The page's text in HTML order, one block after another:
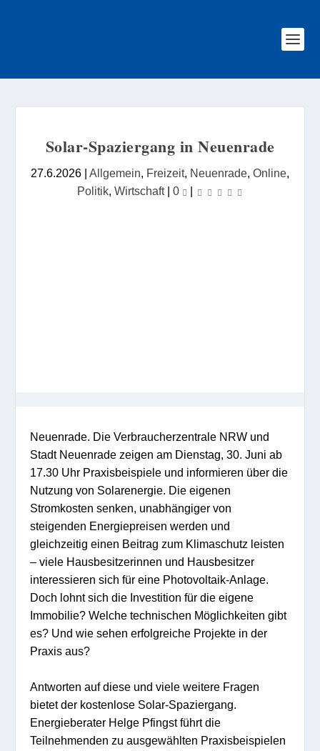
Solar-Spaziergang in Neuenrade
27.6.2026 | Allgemein, Freizeit, Neuenrade, Online,
Politik, Wirtschaft| 0 |
Neuenrade. Die Verbraucherzentrale NRW und
Stadt Neuenrade zeigen am Dienstag, 30. Juni ab
17.30 Uhr Praxisbeispiele und informieren über die
Nutzung von Solarenergie. Die eigenen
Stromkosten senken, unabhängiger von
steigenden Energiepreisen werden und
gleichzeitig einen Beitrag zum Klimaschutz leisten
– viele Hausbesitzerinnen und Hausbesitzer
interessieren sich für eine Photovoltaik-Anlage.
Doch lohnt sich die Investition für die eigene
Immobilie? Welche technischen Möglichkeiten gibt
es? Und wie sehen erfolgreiche Projekte in der
Praxis aus?
Antworten auf diese und viele weitere Fragen
bietet der kostenlose Solar-Spaziergang.
Energieberater Helge Pfingst führt die
Teilnehmenden zu ausgewählten Praxisbeispielen